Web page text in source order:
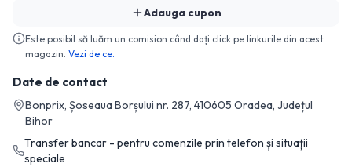
Adauga cupon
Este posibil să luăm un comision când dați click pe linkurile din acest
magazin. Vezi de ce.
Date de contact
Bonprix, Șoseaua Borșului nr. 287, 410605 Oradea, Județul
Bihor
Transfer bancar - pentru comenzile prin telefon și situații
speciale